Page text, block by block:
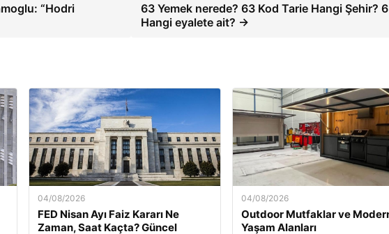
“Hodri
63 Yemek nerede? 63 Kod Tarie Hangi Şehir?
Hangi eyalete ait? →
04/08/2026
FED Nisan Ayı Faiz Kararı Ne
Zaman, Saat Kaçta? Güncel
04/08/2026
Outdoor Mutfaklar ve
Yaşam Alanları